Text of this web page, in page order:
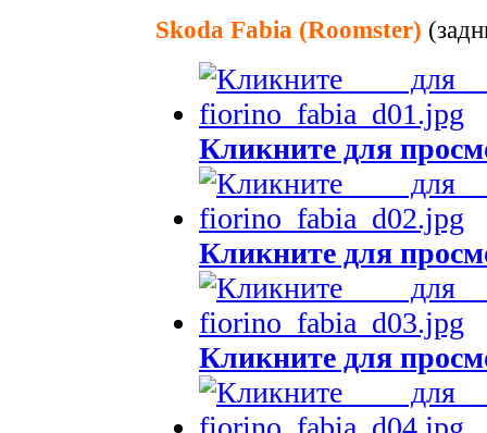
Skoda Fabia (Roomster)
Кликните для
Кликните для
Кликните для